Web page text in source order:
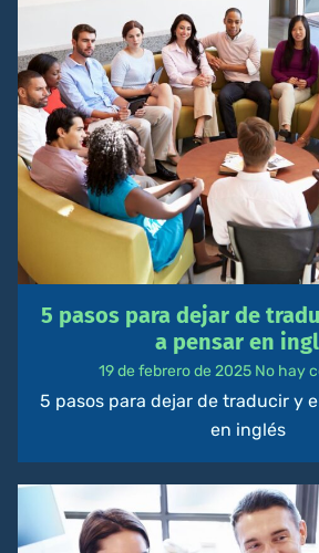
5 pasos para dejar de
a pensar en
19 de febrero de 2025 No hay
5 pasos para dejar de traducir y
en inglés